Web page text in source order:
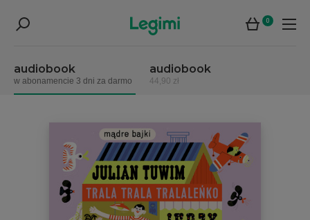
0
audiobook
w abonamencie 3 dni za darmo
audiobook
44,90 zł